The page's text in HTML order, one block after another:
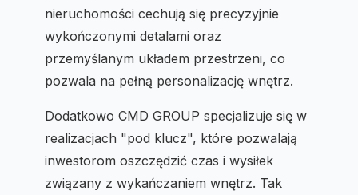
nieruchomości cechują się precyzyjnie
wykończonymi detalami oraz
przemyślanym układem przestrzeni, co
pozwala na pełną personalizację wnętrz.
Dodatkowo CMD GROUP specjalizuje się w
realizacjach "pod klucz", które pozwalają
inwestorom oszczędzić czas i wysiłek
związany z wykańczaniem wnętrz. Tak